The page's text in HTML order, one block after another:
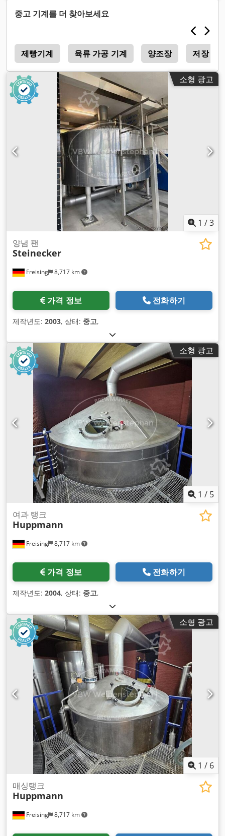
중고 기계를 더 찾아보세요
제빵기계 육류 가공 기계 양조장 저장 탱
소형 광고
1 /3
Freising 8,717 km
양념 팬
Steinecker
가격 정보 전화하기
제작년도: 2003, 상태: 중고,
소형 광고
1 / 5
Freising 8,717 km
여과 탱크
Huppmann
가격 정보 전화하기
제작년도: 2004, 상태: 중고,
소형 광고
1 / 6
Freising 8,717 km
매싱탱크
Huppmann